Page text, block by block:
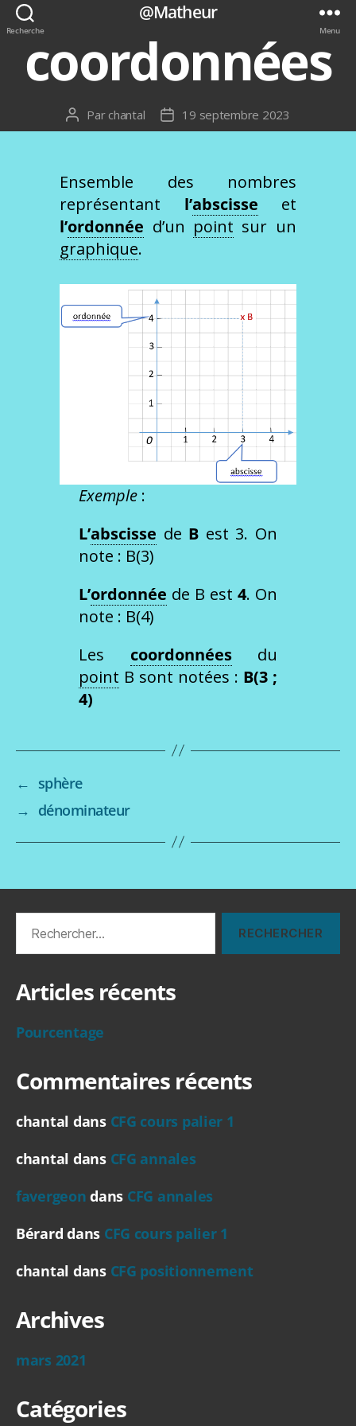
Recherche
@Matheur
Menu
coordonnées
Auteur
de
Par chantal
Date
de
19 septembre 2023
Ensemble des nombres
représentant l’abscisse et
l’ordonnée d’un point sur un
graphique.
Exemple:
L’abscisse de B est 3. On
note : B(3)
L’ordonnée de B est4. On
note : B(4)
Les coordonnées
du
point B sont notées : B(3 ;
4)
← sphère
→ dénominateur
Articles récents
Pourcentage
Commentaires récents
chantal dans CFG cours palier 1
chantal dans CFG annales
favergeon dans CFG annales
Bérard dans CFG cours palier 1
chantal dans CFG positionnement
Archives
mars 2021
Catégories